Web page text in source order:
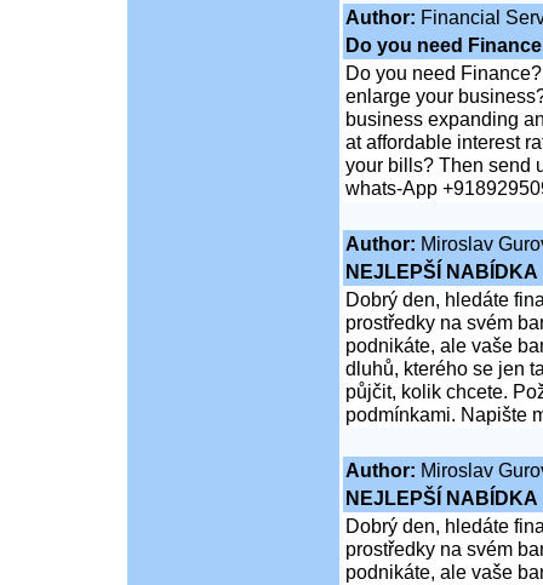
Author: Financial
Do you need Finance
Do you need
enlarge your
business expanding
at affordable interest
your bills? Then send
whats-App
Author: Miroslav
NEJLEPŠÍ NABÍDKA
Dobrý den, hledáte
prostředky na svém
podnikáte, ale vaše
dluhů, kterého se jen
půjčit, kolik chcete.
podmínkami. Napište
Author: Miroslav
NEJLEPŠÍ NABÍDKA
Dobrý den, hledáte
prostředky na svém
podnikáte, ale vaše